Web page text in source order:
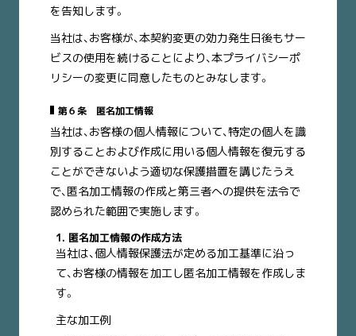
を告知します。
当社は、お客様が、本契約変更の効力発生日後もサー
ビスの使用を続けることにより、本プライバシーポ
リシーの変更に同意したものとみなします。
第６条 匿名加工情報
当社は、お客様の個人情報について、特定の個人を識
別することおよび作成に用いる個人情報を復元する
ことができないよう適切な保護措置を講じたうえ
で、匿名加工情報の作成と第三者への提供を法令で
認められた範囲で実施します。
1. 匿名加工情報の作成方法
当社は、個人情報保護法が定める加工基準に沿っ
て、お客様の情報を加工し匿名加工情報を作成しま
す。
主な加工例